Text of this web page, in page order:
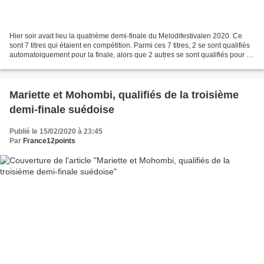
Hier soir avait lieu la quatrième demi-finale du Melodifestivalen 2020. Ce
sont 7 titres qui étaient en compétition. Parmi ces 7 titres, 2 se sont qualifiés
automatoiquement pour la finale, alors que 2 autres se sont qualifiés pour le
Mariette et Mohombi, qualifiés de la troisième
demi-finale suédoise
Publié le 15/02/2020 à 23:45
Par France12points